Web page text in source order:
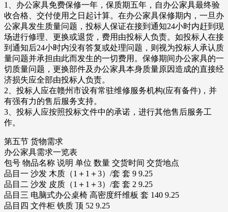
1、办公家具免费保修一年，保质期五年，自办公家具最终验
收合格、交付使用之日起计算。在办公家具保修期内，一旦办
公家具发生质量问题，投标人保证在接到通知24小时内赶到现
场进行修理、更换或退货，费用由投标人负责。如投标人在接
到通知后24小时内没有答复或处理问题，则视为投标人承认质
量问题并承担由此而发生的一切费用。保修期间办公家具的一
切质量问题，更换部件及办公家具本身质量原因造成的直接经
济损失应全部由投标人负责。
2、投标人应在赣州市设有常驻维修服务机构(应有备件)，并
有强有力的售后服务支持。
3、投标人应按照投标文件中的承诺，进行其他售后服务工
作。
第五节 货物需求
办公家具需求一览表
包号 物品名称 说明 单位 数量 交货时间 交货地点
品目一 沙发 木质（1＋1＋3）/套 套 9 9.25
品目二 沙发 皮质（1＋1＋3）/套 套 2 9.25
品目三 电脑式办公桌椅 高密度纤维板 套 140 9.25
品目四 文件柜 铁质 顶 52 9.25